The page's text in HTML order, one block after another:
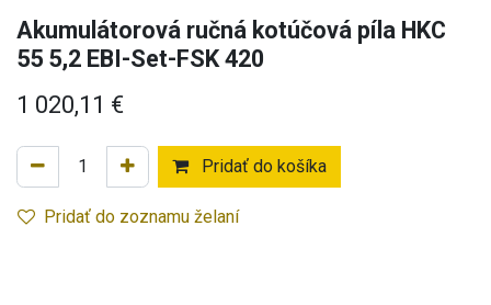
Akumulátorová ručná kotúčová píla HKC
55 5,2 EBI-Set-FSK 420
1 020,11 €
Pridať do košíka
Pridať do zoznamu želaní